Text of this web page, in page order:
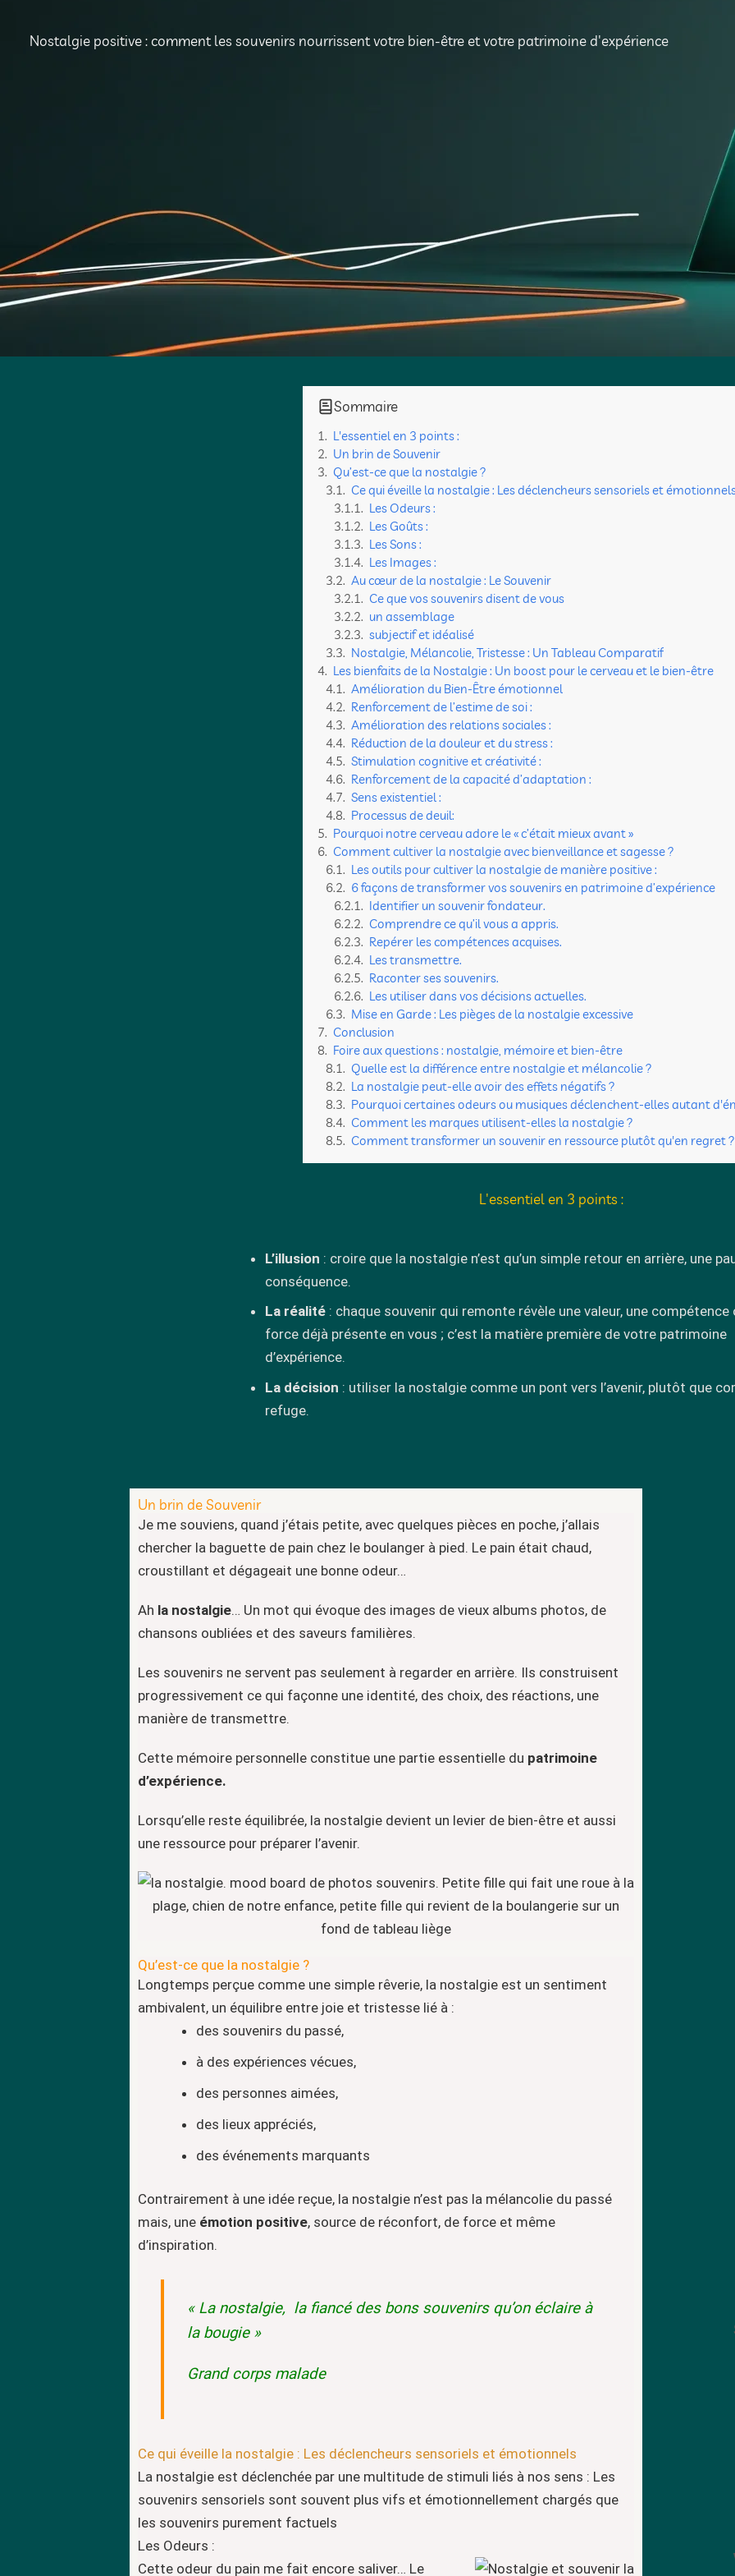
Nostalgie positive : comment les souvenirs nourrissent votre bien-être et votre patrimoine d'expérience
Sommaire
L'essentiel en 3 points :
Un brin de Souvenir
Qu’est-ce que la nostalgie ?
Ce qui éveille la nostalgie : Les déclencheurs sensoriels et
Les Odeurs :
Les Goûts :
Les Sons :
Les Images :
Au cœur de la nostalgie : Le Souvenir
Ce que vos souvenirs disent de vous
un assemblage
subjectif et idéalisé
Nostalgie, Mélancolie, Tristesse : Un Tableau Comparatif
Les bienfaits de la Nostalgie : Un boost pour le cerveau et le bien-être
Amélioration du Bien-Être émotionnel
Renforcement de l’estime de soi :
Amélioration des relations sociales :
Réduction de la douleur et du stress :
Stimulation cognitive et créativité :
Renforcement de la capacité d’adaptation :
Sens existentiel :
Processus de deuil:
Pourquoi notre cerveau adore le « c’était mieux avant »
Comment cultiver la nostalgie avec bienveillance et sagesse ?
Les outils pour cultiver la nostalgie de manière positive :
6 façons de transformer vos souvenirs en patrimoine d’expérience
Identifier un souvenir fondateur.
Comprendre ce qu’il vous a appris.
Repérer les compétences acquises.
Les transmettre.
Raconter ses souvenirs.
Les utiliser dans vos décisions actuelles.
Mise en Garde : Les pièges de la nostalgie excessive
Conclusion
Foire aux questions : nostalgie, mémoire et bien-être
Quelle est la différence entre nostalgie et mélancolie ?
La nostalgie peut-elle avoir des effets négatifs ?
Pourquoi certaines odeurs ou musiques déclenchent-elles autant
Comment les marques utilisent-elles la nostalgie ?
Comment transformer un souvenir en ressource plutôt qu'en regret ?
L'essentiel en 3 points :
L’illusion : croire que la nostalgie n’est qu’un simple retour en arrière, une
conséquence.
La réalité : chaque souvenir qui remonte révèle une valeur, une compétence
force déjà présente en vous ; c’est la matière première de votre patrimoine
d’expérience.
La décision : utiliser la nostalgie comme un pont vers l’avenir, plutôt que
refuge.
Un brin de Souvenir
Je me souviens, quand j’étais petite, avec quelques pièces en poche, j’allais
chercher la baguette de pain chez le boulanger à pied. Le pain était chaud,
croustillant et dégageait une bonne odeur…
Ah la nostalgie… Un mot qui évoque des images de vieux albums photos, de
chansons oubliées et des saveurs familières.
Les souvenirs ne servent pas seulement à regarder en arrière. Ils construisent
progressivement ce qui façonne une identité, des choix, des réactions, une
manière de transmettre.
Cette mémoire personnelle constitue une partie essentielle du patrimoine
d’expérience.
Lorsqu’elle reste équilibrée, la nostalgie devient un levier de bien-être et aussi
une ressource pour préparer l’avenir.
Qu’est-ce que la nostalgie ?
Longtemps perçue comme une simple rêverie, la nostalgie est un sentiment
ambivalent, un équilibre entre joie et tristesse lié à :
des souvenirs du passé,
à des expériences vécues,
des personnes aimées,
des lieux appréciés,
des événements marquants
Contrairement à une idée reçue, la nostalgie n’est pas la mélancolie du passé
mais, une émotion positive, source de réconfort, de force et même
d’inspiration.
« La nostalgie, la fiancé des bons souvenirs qu’on éclaire à
la bougie»
Grand corps malade
Ce qui éveille la nostalgie : Les déclencheurs sensoriels et émotionnels
La nostalgie est déclenchée par une multitude de stimuli liés à nos sens : Les
souvenirs sensoriels sont souvent plus vifs et émotionnellement chargés que
les souvenirs purement factuels
Les Odeurs :
Cette odeur du pain me fait encore saliver… Le